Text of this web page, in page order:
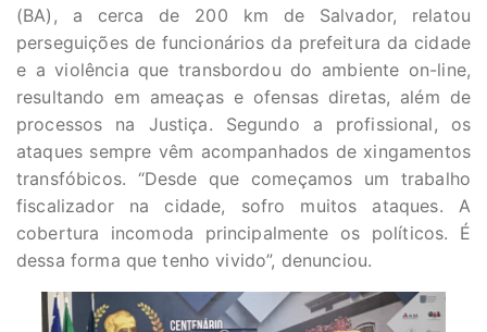
(BA), a cerca de 200 km de Salvador, relatou
perseguições de funcionários da prefeitura da cidade
e a violência que transbordou do ambiente on-line,
resultando em ameaças e ofensas diretas, além de
processos na Justiça. Segundo a profissional, os
ataques sempre vêm acompanhados de xingamentos
transfóbicos. “Desde que começamos um trabalho
fiscalizador na cidade, sofro muitos ataques. A
cobertura incomoda principalmente os políticos. É
dessa forma que tenho vivido”, denunciou.